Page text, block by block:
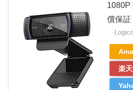
1080P
償保証
楽